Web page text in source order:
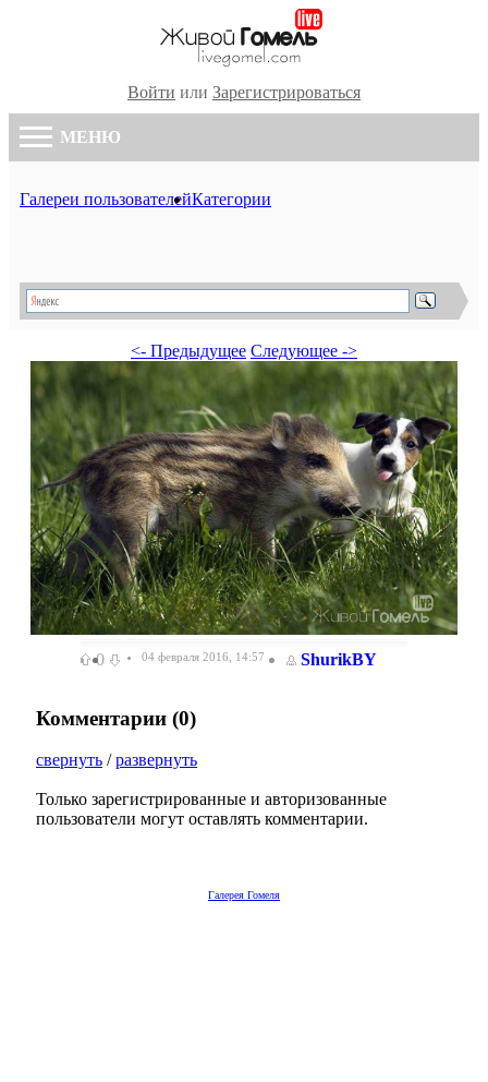
Войти или Зарегистрироваться
МЕНЮ
Галереи пользователейКатегории
<- Предыдущее Следующее ->
0 04 февраля 2016, 14:57 ShurikBY
Комментарии (0)
свернуть /развернуть
Только зарегистрированные и авторизованные
пользователи могут оставлять комментарии.
Галерея Гомеля